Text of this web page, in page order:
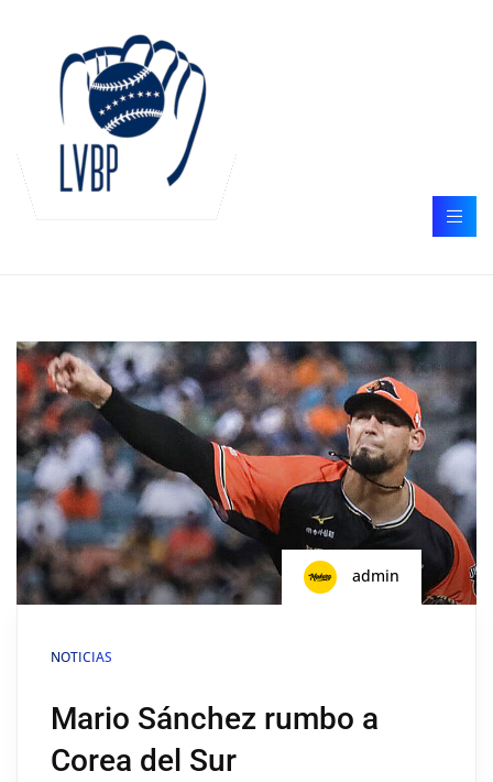
admin
NOTICIAS
Mario Sánchez rumbo a
Corea del Sur